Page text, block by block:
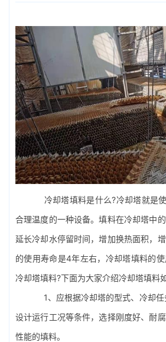
冷却塔填料是什么?冷却塔就是
合理温度的一种设备。填料在冷却塔中的
延长冷却水停留时间，增加换热面积，
的使用寿命是4年左右，冷却塔填料的
冷却塔填料?下面为大家介绍冷却塔填料
1、应根据冷却塔的型式、冷却任
设计运行工况等条件，选择刚度好、耐
性能的填料。